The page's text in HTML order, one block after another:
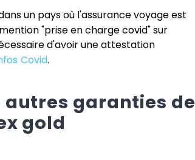
un pays où l'assurance voyage est
"prise en charge covid" sur
d'avoir une attestation
Covid.
garanties de
gold